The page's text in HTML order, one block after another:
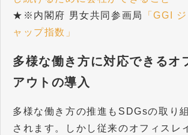
★※内閣府 男女共同参画局
「GGI
ャップ指数」
多様な働き方に対応できるオ
アウトの導入
多様な働き方の推進もSDGsの取り
されます。しかし従来のオフィスレ